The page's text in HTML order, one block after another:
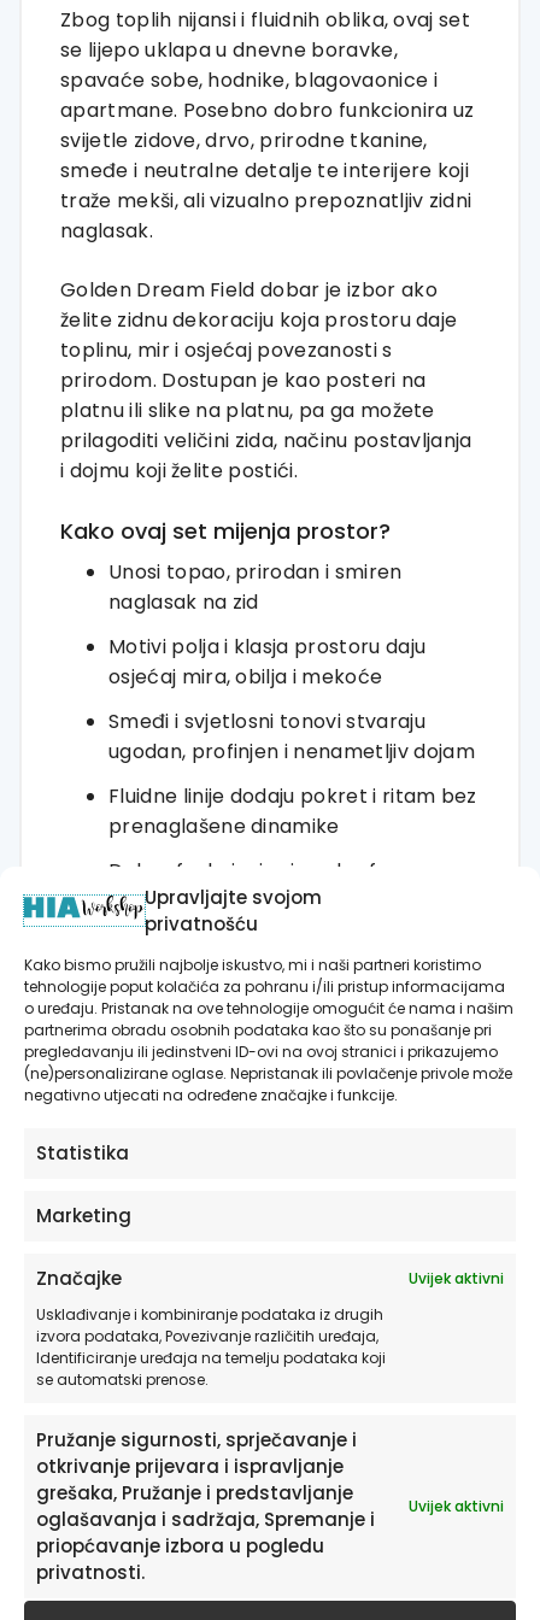
Upravljajte svojom
privatnošću
Kako bismo pružili najbolje iskustvo, mi i naši partneri koristimo
tehnologije poput kolačića za pohranu i/ili pristup informacijama
o uređaju. Pristanak na ove tehnologije omogućit će nama i našim
partnerima obradu osobnih podataka kao što su ponašanje pri
pregledavanju ili jedinstveni ID-ovi na ovoj stranici i prikazujemo
(ne)personalizirane oglase. Nepristanak ili povlačenje privole može
negativno utjecati na određene značajke i funkcije.
Statistika
Marketing
Značajke
Uvijek aktivni
Usklađivanje i kombiniranje podataka iz drugih
izvora podataka, Povezivanje različitih uređaja,
Identificiranje uređaja na temelju podataka koji
se automatski prenose.
Pružanje sigurnosti, sprječavanje i
otkrivanje prijevara i ispravljanje
grešaka, Pružanje i predstavljanje
oglašavanja i sadržaja, Spremanje i
priopćavanje izbora u pogledu
privatnosti.
Uvijek aktivni
Zbog toplih nijansi i fluidnih oblika, ovaj set
se lijepo uklapa u dnevne boravke,
spavaće sobe, hodnike, blagovaonice i
apartmane. Posebno dobro funkcionira uz
svijetle zidove, drvo, prirodne tkanine,
smeđe i neutralne detalje te interijere koji
traže mekši, ali vizualno prepoznatljiv zidni
naglasak.
Golden Dream Field dobar je izbor ako
želite zidnu dekoraciju koja prostoru daje
toplinu, mir i osjećaj povezanosti s
prirodom. Dostupan je kao posteri na
platnu ili slike na platnu, pa ga možete
prilagoditi veličini zida, načinu postavljanja
i dojmu koji želite postići.
Kako ovaj set mijenja prostor?
Unosi topao, prirodan i smiren
naglasak na zid
Motivi polja i klasja prostoru daju
osjećaj mira, obilja i mekoće
Smeđi i svjetlosni tonovi stvaraju
ugodan, profinjen i nenametljiv dojam
Fluidne linije dodaju pokret i ritam bez
prenaglašene dinamike
Dobro funkcionira iznad sofe,
kreveta, komode, konzole ili
blagovaonskog stola
Kako naručiti?
Odaberite željenu dimenziju
Odaberite izvedbu: posteri na platnu
ili slike na platnu
Odaberite komplet od 3 slike ili
Dodajte proizvod u košaricu
Mi izrađujemo vaš set i šaljemo ga na
O dizajnu
Dizajn se temelji na prirodno inspiriranim
oblicima, toplim smeđim nijansama i
svjetlosnim prijelazima koji podsjećaju na
polje u mirnom, mekom svjetlu. Prvi motiv
donosi dinamičniji odnos linija i oblika, s
osjećajem pokreta kroz polje. Središnji
motiv ističe uspravnu formu koja podsjeća
na cvijet, klas ili zrno žita, dok treći motiv